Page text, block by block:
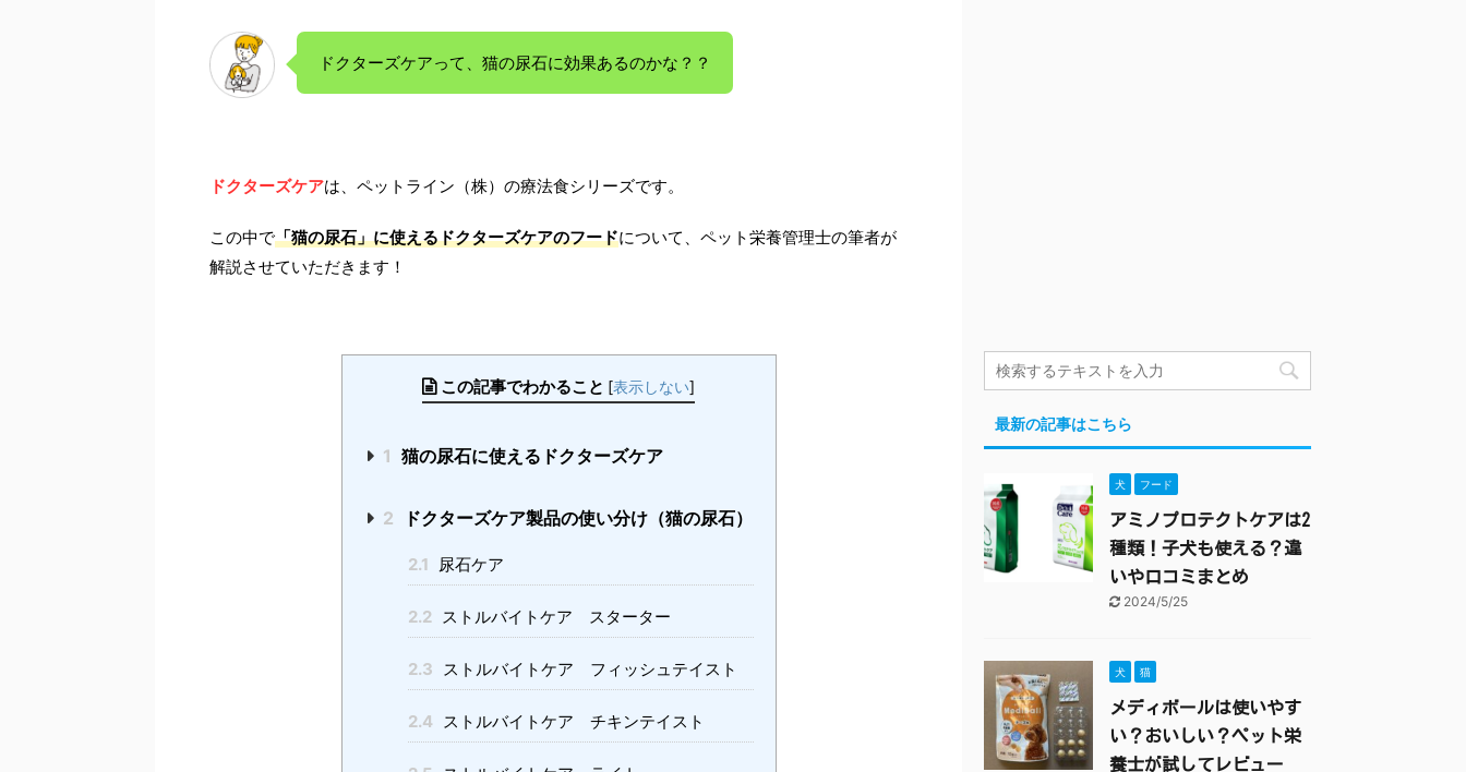
ドクターズケアって、猫の尿石に効果あるのかな？？
ドクターズケアは、ペットライン（株）の療法食シリーズです。
この中で「猫の尿石」に使えるドクターズケアのフードについて、ペット栄養管理士の筆者が
解説させていただきます！
この記事でわかること [表示しない]
1 猫の尿石に使えるドクターズケア
2 ドクターズケア製品の使い分け（猫の尿石）
2.1 尿石ケア
2.2 ストルバイトケア スターター
2.3 ストルバイトケア フィッシュテイスト
2.4 ストルバイトケア チキンテイスト
最新の記事はこちら
犬 フード
アミノプロテクトケアは2
種類！子犬も使える？違
いや口コミまとめ
2024/5/25
犬 猫
メディボールは使いやす
い？おいしい？ペット栄
養士が試してレビュー